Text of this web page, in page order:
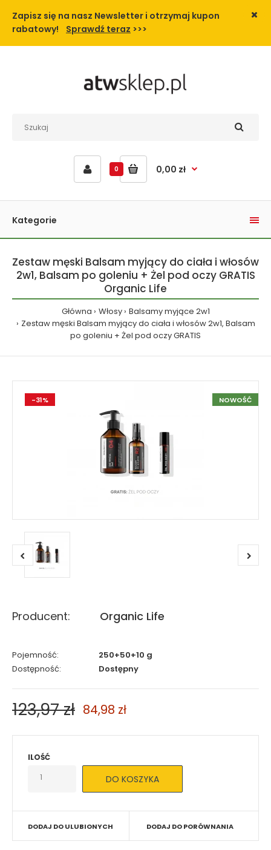
Zapisz się na nasz Newsletter i otrzymaj kupon
rabatowy! Sprawdź teraz >>>
0 0,00 zł
Kategorie
Zestaw męski Balsam myjący do ciała i włosów
2w1, Balsam po goleniu + Żel pod oczy GRATIS
Organic Life
Główna Włosy
Balsamy myjące 2w1
Zestaw męski Balsam myjący do ciała i włosów 2w1, Balsam
po goleniu + Żel pod oczy GRATIS
-31% NOWOŚĆ
Producent: Organic Life
Pojemność:
250+50+10 g
Dostępność:
Dostępny
123,97 zł 84,98 zł
ILOŚĆ
DODAJ DO ULUBIONYCH DODAJ DO PORÓWNANIA